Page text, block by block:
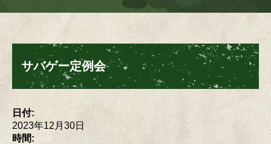
サバゲー定例会
日付:
2023年12月30日
時間: